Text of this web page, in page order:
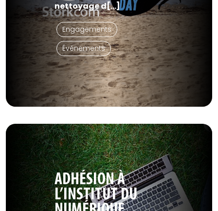
nettoyage d[...]
Engagements
Événements
ADHÉSION À
L’INSTITUT DU